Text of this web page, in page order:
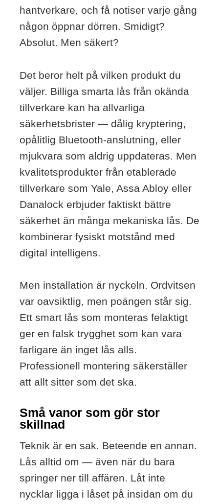
hantverkare, och få notiser varje gång
någon öppnar dörren. Smidigt?
Absolut. Men säkert?
Det beror helt på vilken produkt du
väljer. Billiga smarta lås från okända
tillverkare kan ha allvarliga
säkerhetsbrister — dålig kryptering,
opålitlig Bluetooth-anslutning, eller
mjukvara som aldrig uppdateras. Men
kvalitetsprodukter från etablerade
tillverkare som Yale, Assa Abloy eller
Danalock erbjuder faktiskt bättre
säkerhet än många mekaniska lås. De
kombinerar fysiskt motstånd med
digital intelligens.
Men installation är nyckeln. Ordvitsen
var oavsiktlig, men poängen står sig.
Ett smart lås som monteras felaktigt
ger en falsk trygghet som kan vara
farligare än inget lås alls.
Professionell montering säkerställer
att allt sitter som det ska.
Små vanor som gör stor
skillnad
Teknik är en sak. Beteende en annan.
Lås alltid om — även när du bara
springer ner till affären. Låt inte
nycklar ligga i låset på insidan om du